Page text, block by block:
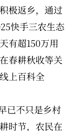
极返乡，通过
快手三农生态
有超150万用
春耕秋收等关
上百科全
已不只是乡村
时节，农民在